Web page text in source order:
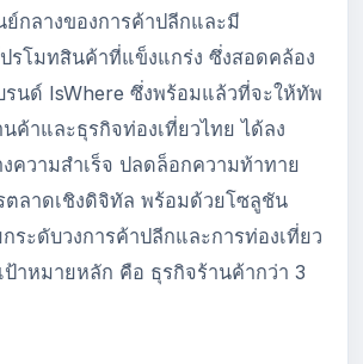
ย์กลางของการค้าปลีกและมี
รโมทสินค้าที่แข็งแกร่ง ซึ่งสอดคล้อง
นด์ IsWhere ซึ่งพร้อมแล้วที่จะให้ทัพ
ค้าและธุรกิจท่องเที่ยวไทย ได้ลง
ความสำเร็จ ปลดล็อกความท้าทาย
ตลาดเชิงดิจิทัล พร้อมด้วยโซลูชัน
ระดับวงการค้าปลีกและการท่องเที่ยว
ป้าหมายหลัก คือ ธุรกิจร้านค้ากว่า 3